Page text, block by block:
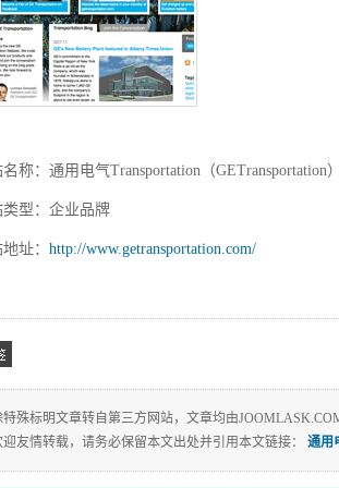
证书上INFINISIGN
名称：通用电气Transportation（GETransportation）
类型：企业品牌
址： http://www.getransportation.com/
特殊标明文章转自第三方网站，文章均由
迎友情转载，请务必保留本文出处并引用本文链接：
通用